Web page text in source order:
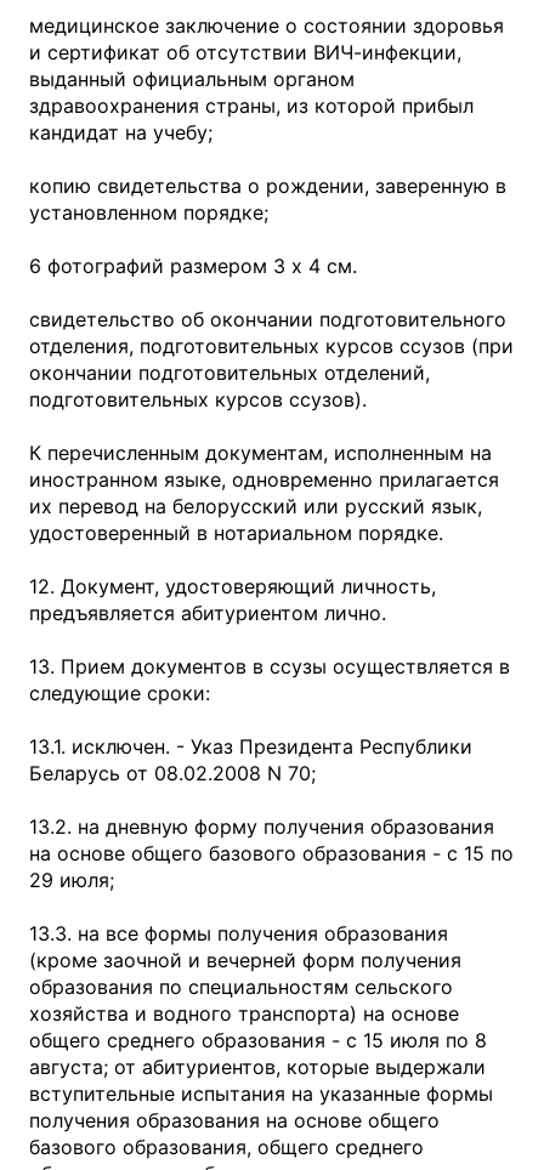
медицинское заключение о состоянии здоровья
и сертификат об отсутствии ВИЧ-инфекции,
выданный официальным органом
здравоохранения страны, из которой прибыл
кандидат на учебу;
копию свидетельства о рождении, заверенную в
установленном порядке;
6 фотографий размером 3 x 4 см.
свидетельство об окончании подготовительного
отделения, подготовительных курсов ссузов (при
окончании подготовительных отделений,
подготовительных курсов ссузов).
К перечисленным документам, исполненным на
иностранном языке, одновременно прилагается
их перевод на белорусский или русский язык,
удостоверенный в нотариальном порядке.
12. Документ, удостоверяющий личность,
предъявляется абитуриентом лично.
13. Прием документов в ссузы осуществляется в
следующие сроки:
13.1. исключен. - Указ Президента Республики
Беларусь от 08.02.2008 N 70;
13.2. на дневную форму получения образования
на основе общего базового образования - с 15 по
29 июля;
13.3. на все формы получения образования
(кроме заочной и вечерней форм получения
образования по специальностям сельского
хозяйства и водного транспорта) на основе
общего среднего образования - с 15 июля по 8
августа; от абитуриентов, которые выдержали
вступительные испытания на указанные формы
получения образования на основе общего
базового образования, общего среднего